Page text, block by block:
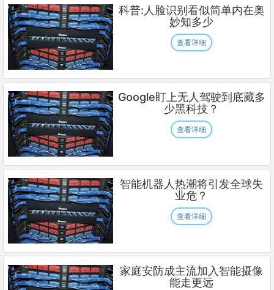
科普:人脸识别看似简单内在奥
妙知多少
查看详细
Google盯上无人驾驶到底藏多
少黑科技？
查看详细
智能机器人热潮将引发全球失
业危？
查看详细
家庭安防成主流加入智能摄像
能走更远